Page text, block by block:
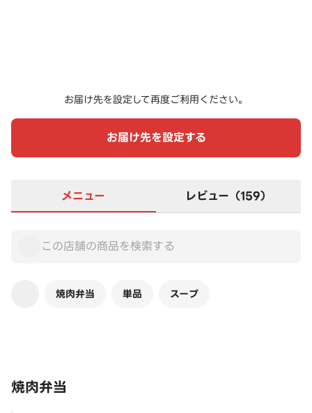
お届け先を設定して再度ご利用ください。
お届け先を設定する
メニュー レビュー（159）
焼肉弁当 単品 スープ
焼肉弁当